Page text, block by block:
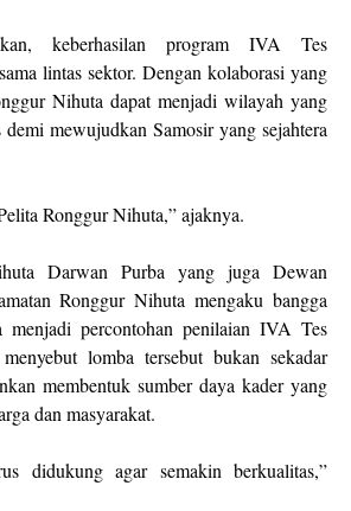
keberhasilan program IVA Tes
lintas sektor. Dengan kolaborasi yang
Nihuta dapat menjadi wilayah yang
mewujudkan Samosir yang sejahtera
Ronggur Nihuta,” ajaknya.
Darwan Purba yang juga Dewan
Ronggur Nihuta mengaku bangga
menjadi percontohan penilaian IVA Tes
lomba tersebut bukan sekadar
membentuk sumber daya kader yang
dan masyarakat.
didukung agar semakin berkualitas,”